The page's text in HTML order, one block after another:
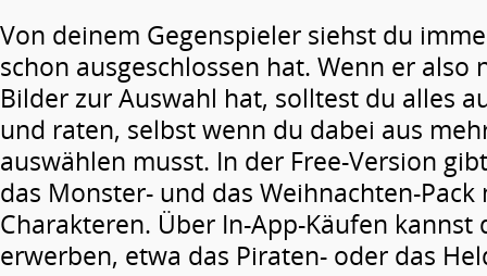
Von deinem Gegenspieler siehst du
schon ausgeschlossen hat. Wenn er also
Bilder zur Auswahl hat, solltest du alles
und raten, selbst wenn du dabei aus
auswählen musst. In der Free-Version
das Monster- und das Weihnachten-Pack
Charakteren. Über In-App-Käufen kannst
erwerben, etwa das Piraten- oder das